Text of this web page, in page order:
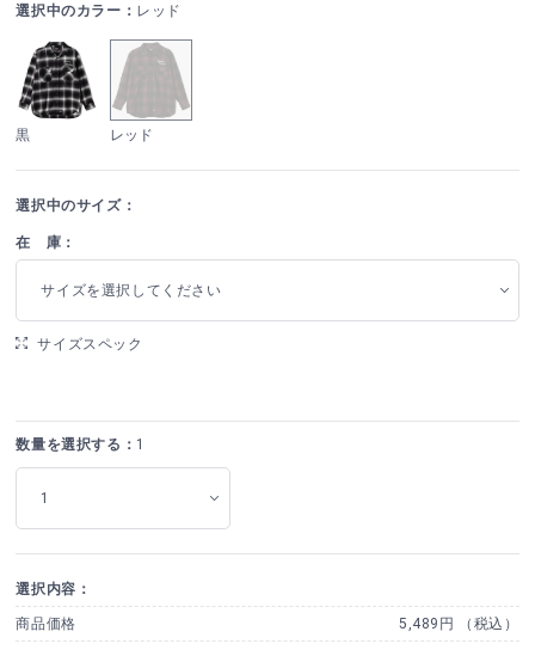
選択中のカラー： レッド
黒 レッド
選択中のサイズ：
在 庫：
サイズを選択してください
サイズスペック
数量を選択する： 1
選択内容：
商品価格 5,489円 （税込）